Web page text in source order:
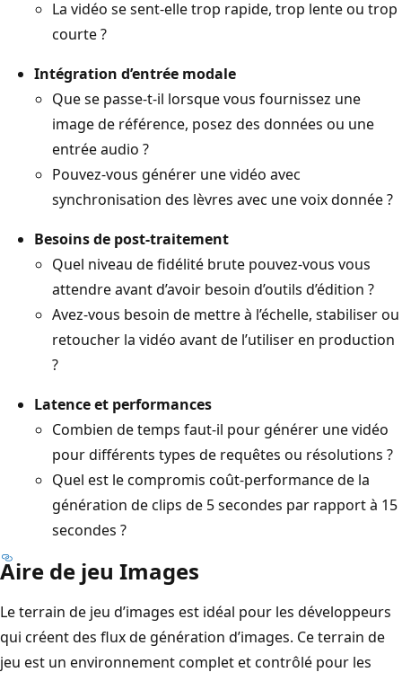
La vidéo se sent-elle trop rapide, trop lente ou trop
courte ?
Intégration d’entrée modale
Que se passe-t-il lorsque vous fournissez une
image de référence, posez des données ou une
entrée audio ?
Pouvez-vous générer une vidéo avec
synchronisation des lèvres avec une voix donnée ?
Besoins de post-traitement
Quel niveau de fidélité brute pouvez-vous vous
attendre avant d’avoir besoin d’outils d’édition ?
Avez-vous besoin de mettre à l’échelle, stabiliser ou
retoucher la vidéo avant de l’utiliser en production
?
Latence et performances
Combien de temps faut-il pour générer une vidéo
pour différents types de requêtes ou résolutions ?
Quel est le compromis coût-performance de la
génération de clips de 5 secondes par rapport à 15
secondes ?
Aire de jeu Images
Le terrain de jeu d’images est idéal pour les développeurs
qui créent des flux de génération d’images. Ce terrain de
jeu est un environnement complet et contrôlé pour les